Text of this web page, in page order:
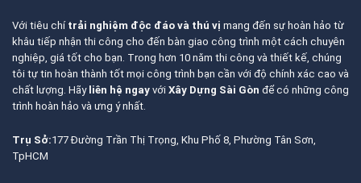
Với tiêu chí trải nghiệm độc đáo và thú vị mang đến sự hoàn hảo từ
khâu tiếp nhận thi công cho đến bàn giao công trình một cách chuyên
nghiệp, giá tốt cho bạn. Trong hơn 10 năm thi công và thiết kế, chúng
tôi tự tin hoàn thành tốt mọi công trình bạn cần với độ chính xác cao và
chất lượng. Hãy liên hệ ngay với Xây Dựng Sài Gòn để có những công
trình hoàn hảo và ưng ý nhất.
Trụ Sở:177 Đường Trần Thị Trọng, Khu Phố 8, Phường Tân Sơn,
TpHCM